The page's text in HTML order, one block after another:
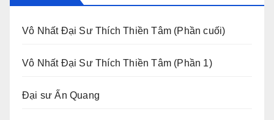
Vô Nhất Đại Sư Thích Thiền Tâm (Phần cuối)
Vô Nhất Đại Sư Thích Thiền Tâm (Phần 1)
Đại sư Ấn Quang